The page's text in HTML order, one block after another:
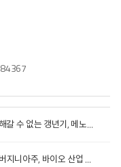
[산부인과TV] 모나리자도 피해갈 수 없는 갱년기, 메노리자로...
[국민일보] 의정부시-웨스트버지니아주, 바이오 산업 협력 ...